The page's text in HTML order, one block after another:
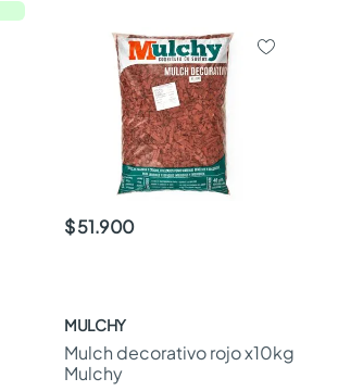
$ 51.900
MULCHY
Mulch decorativo rojo x10kg
Mulchy